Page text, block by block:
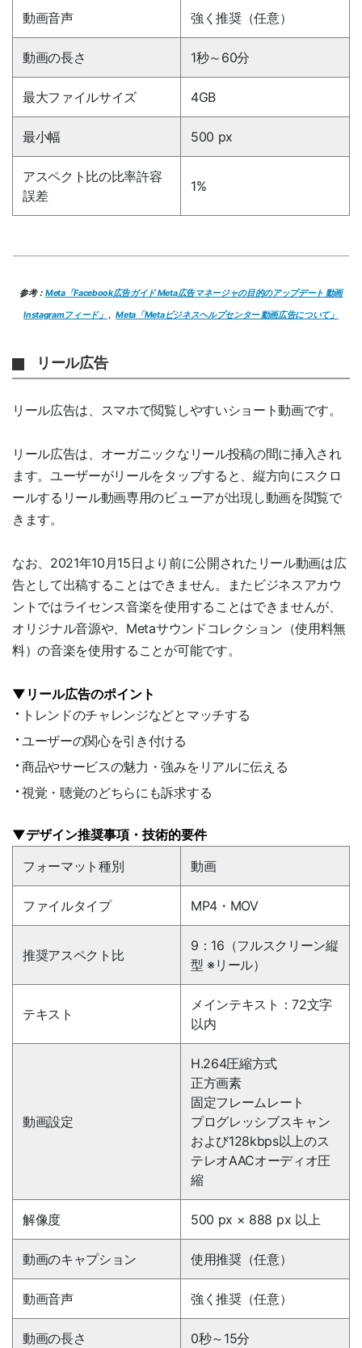
動画音声 強く推奨（任意）
動画の長さ 1秒～ 60分
最大ファイルサイズ 4GB
最小幅 500 px
アスペクト比の比率許容
誤差
1%
参考： Meta「Facebook広告ガイド Meta広告マネージャの目的のアップデート 動画
Instagramフィード」 、Meta「Metaビジネスヘルプセンター 動画広告について」
リール広告
リール広告は、スマホで閲覧しやすいショート動画です。
リール広告は、オーガニックなリール投稿の間に挿入され
ます。ユーザーがリールをタップすると、縦方向にスクロ
ールするリール動画専用のビューアが出現し動画を閲覧で
きます。
なお、2021年10月15日より前に公開されたリール動画は広
告として出稿することはできません。またビジネスアカウ
ントではライセンス音楽を使用することはできませんが、
オリジナル音源や、Metaサウンドコレクション（使用料無
料）の音楽を使用することが可能です。
▼リール広告のポイント
トレンドのチャレンジなどとマッチする
ユーザーの関心を引き付ける
商品やサービスの魅力・強みをリアルに伝える
視覚・聴覚のどちらにも訴求する
▼デザイン推奨事項・技術的要件
フォーマット種別
動画
ファイルタイプ MP4・MOV
推奨アスペクト比
9：16（フルスクリーン縦
型 ※リール）
テキスト
メインテキスト：72文字
以内
動画設定
H.264圧縮方式
正方画素
固定フレームレート
プログレッシブスキャン
および128kbps以上のス
テレオAACオーディオ圧
縮
解像度 500 px × 888 px 以上
動画のキャプション 使用推奨（任意）
動画音声 強く推奨（任意）
動画の長さ 0秒～15分